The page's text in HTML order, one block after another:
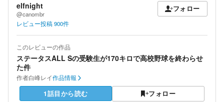
elfnight
@canombr
フォロー
レビュー投稿900件
このレビューの作品
ステータスALL Sの受験生が170キロで高校野球を終わらせ
た件
作者白峰レイ作品情報
1話目から読む フォロー